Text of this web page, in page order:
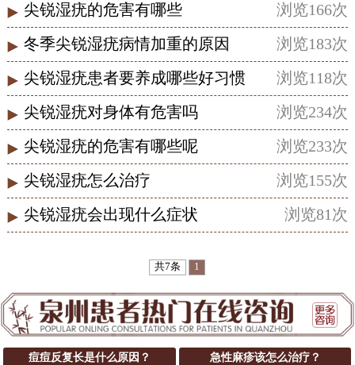
尖锐湿疣的危害有哪些 浏览166次
冬季尖锐湿疣病情加重的原因 浏览183次
尖锐湿疣患者要养成哪些好习惯 浏览118次
尖锐湿疣对身体有危害吗 浏览234次
尖锐湿疣的危害有哪些呢 浏览233次
尖锐湿疣怎么治疗 浏览155次
尖锐湿疣会出现什么症状 浏览81次
共7条 1
痘痘反复长是什么原因？ 急性麻疹该怎么治疗？